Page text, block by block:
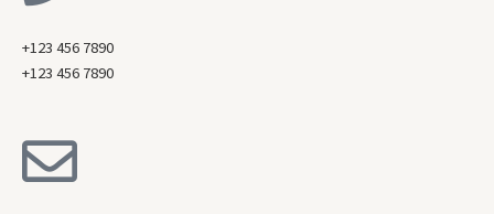
+123 456 7890
+123 456 7890